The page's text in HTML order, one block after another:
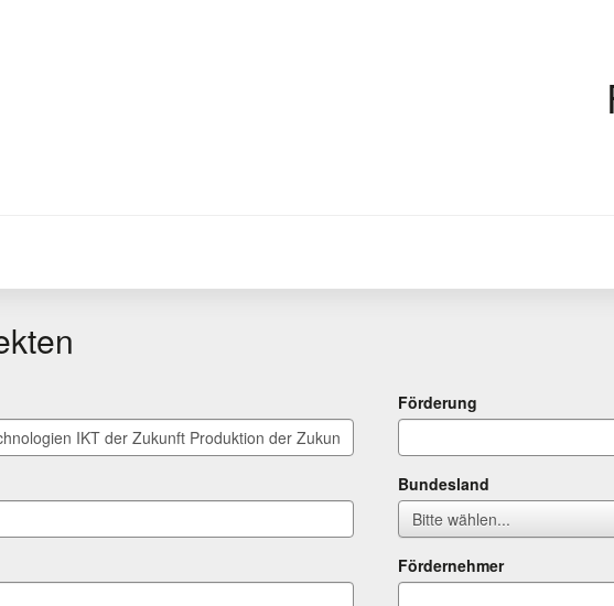
Förderung
Bundesland
Bitte wählen...
Fördernehmer